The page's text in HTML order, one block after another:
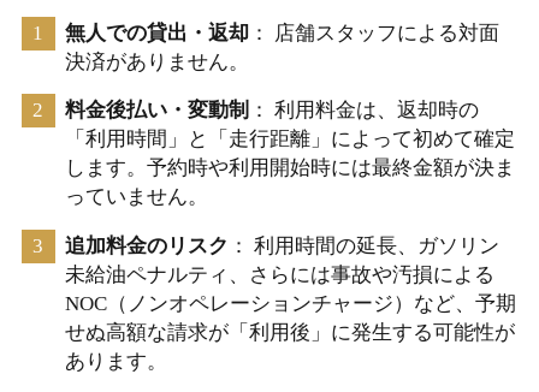
無人での貸出・返却 ： 店舗スタッフによる対面
決済がありません。
料金後払い・変動制 ： 利用料金は、返却時の
「利用時間」と「走行距離」によって初めて確定
します。予約時や利用開始時には最終金額が決ま
っていません。
追加料金のリスク ： 利用時間の延長、ガソリン
未給油ペナルティ、さらには事故や汚損による
NOC（ノンオペレーションチャージ）など、予期
せぬ高額な請求が「利用後」に発生する可能性が
あります。